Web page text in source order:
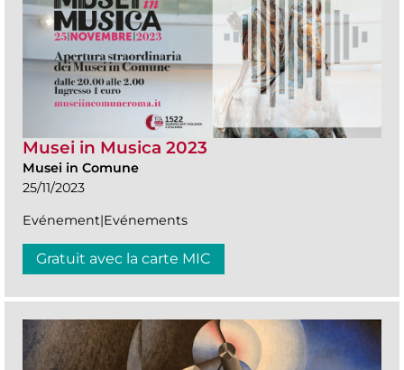
Musei in Musica 2023
Musei in Comune
25/11/2023
Evénement|Evénements
Gratuit avec la carte MIC